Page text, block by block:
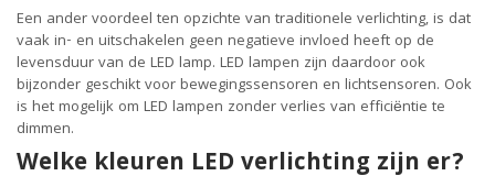
Een ander voordeel ten opzichte van traditionele verlichting, is dat
vaak in- en uitschakelen geen negatieve invloed heeft op de
levensduur van de LED lamp. LED lampen zijn daardoor ook
bijzonder geschikt voor bewegingssensoren en lichtsensoren. Ook
is het mogelijk om LED lampen zonder verlies van efficiëntie te
dimmen.
Welke kleuren LED verlichting zijn er?